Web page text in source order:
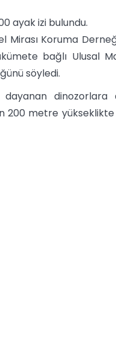
ayak izi bulundu.
Koruma
bağlı Ulusal
söyledi.
dinozorlara
200 metre